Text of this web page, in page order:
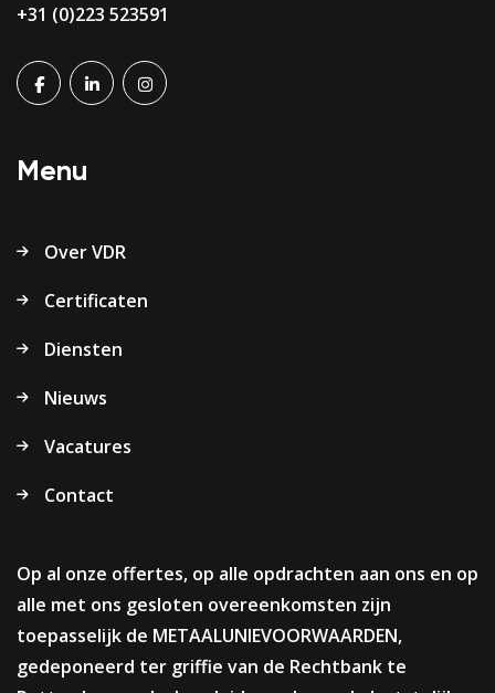
+31 (0)223 523591
Menu
Over VDR
Certificaten
Diensten
Nieuws
Vacatures
Contact
Op al onze offertes, op alle opdrachten aan ons en op
alle met ons gesloten overeenkomsten zijn
toepasselijk de METAALUNIEVOORWAARDEN,
gedeponeerd ter griffie van de Rechtbank te